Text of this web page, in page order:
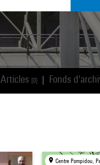
Articles [0] Fonds
Centre Pompidou,